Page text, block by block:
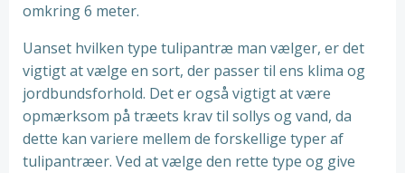
omkring 6 meter.
Uanset hvilken type tulipantræ man vælger, er det
vigtigt at vælge en sort, der passer til ens klima og
jordbundsforhold. Det er også vigtigt at være
opmærksom på træets krav til sollys og vand, da
dette kan variere mellem de forskellige typer af
tulipantræer. Ved at vælge den rette type og give